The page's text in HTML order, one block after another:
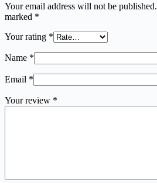
Your email address will not be published.
marked *
Your rating *
Name *
Email *
Your review *